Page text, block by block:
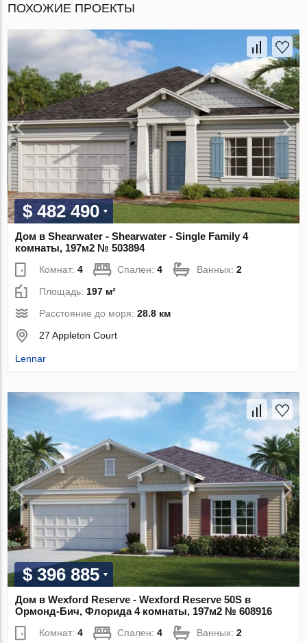
ПОХОЖИЕ ПРОЕКТЫ
$ 482 490
Дом в Shearwater - Shearwater - Single Family 4
комнаты, 197м2 № 503894
Комнат:4 Спален:4 Ванных:2
Площадь:197 м²
Расстояние до моря:28.8 км
27 Appleton Court
Lennar
$ 396 885
Дом в Wexford Reserve - Wexford Reserve 50S в
Ормонд-Бич, Флорида 4 комнаты, 197м2 № 608916
Комнат:4 Спален:4 Ванных:2